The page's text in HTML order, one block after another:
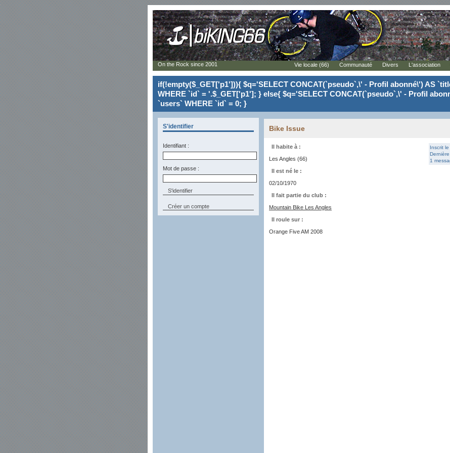
if(!empty($_GET['p1'])){ $q='SELECT CONCAT(`pseudo`,\' - Profil abonné\') AS
WHERE `id` = '.$_GET['p1']; } else{ $q='SELECT CONCAT(`pseudo`,\' - Profil
`users` WHERE `id` = 0; }
S'identifier
Identifiant :
Mot de passe :
Créer un compte
Bike Issue
Inscrit
1
Il habite à :
Les Angles (66)
Il est né le :
02/10/1970
Il fait partie du club :
Mountain Bike Les Angles
Il roule sur :
Orange Five AM 2008
On the Rock since 2001 Vie locale (66) Communauté Divers L'association